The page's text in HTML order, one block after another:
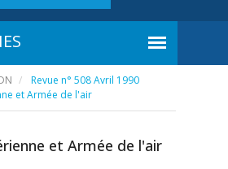
Revue n° 508 Avril 1990
et Armée de l'air
et Armée de l'air